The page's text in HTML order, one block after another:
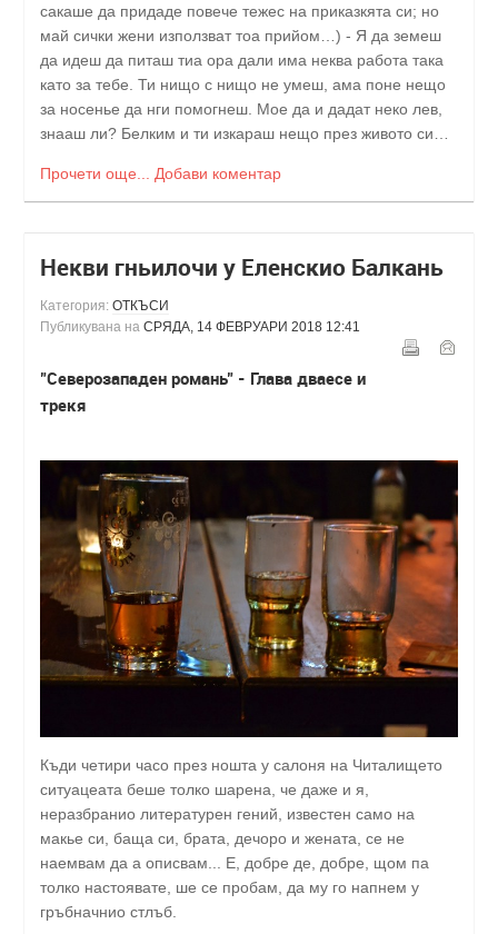
сакаше да придаде повече тежес на приказкята си; но
май сички жени използват тоа прийом…) - Я да земеш
да идеш да питаш тиа ора дали има неква работа така
като за тебе. Ти нищо с нищо не умеш, ама поне нещо
за носенье да нги помогнеш. Мое да и дадат неко лев,
знааш ли? Белким и ти изкараш нещо през живото си…
Прочети още... Добави коментар
Некви гньилочи у Еленскио Балкань
Категория: ОТКЪСИ
Публикувана на СРЯДА, 14 ФЕВРУАРИ 2018 12:41
"Северозападен романь" - Глава дваесе и
трекя
Къди четири часо през ношта у салоня на Читалището
ситуацеата беше толко шарена, че даже и я,
неразбранио литературен гений, известен само на
макье си, баща си, брата, дечоро и жената, се не
наемвам да а описвам... Е, добре де, добре, щом па
толко настоявате, ше се пробам, да му го напнем у
гръбначнио стлъб.